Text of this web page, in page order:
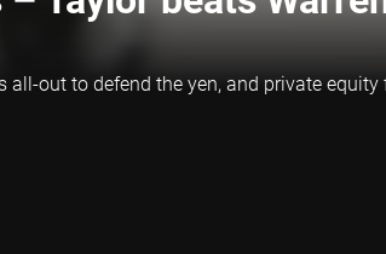
out to defend the yen, and private